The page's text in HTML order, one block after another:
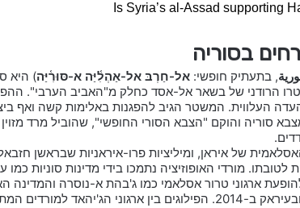
Is Syria’s al-Assad supporting
בסוריה
, בתעתיק חופשי:אל-חַרְבּ אל-אַהְלִ֫יַּה א-סּוּרִ֫יַּה) היא
עם גל הפגנות נגד משטרו הרודני של בשאר אל-אסד כחלק מ"האביב הערבי".
העלווית. המשטר הגיב להפגנות באלימות קשה ואף
סוריה והוקם "הצבא הסורי החופשי", שהוביל מרד
של איראן, ומיליציות פרו-איראניות שבראשן
מורדי האופוזיציה נתמכו בידי מדינות סוניות
ארגוני טרור אסלאמי כמו ג'בהת א-נוסרה
שהכריז על ח'ליפות אסלאמית בשטחים נרחבים בסוריה ובעיראק ב-2014. הפילוגים בין